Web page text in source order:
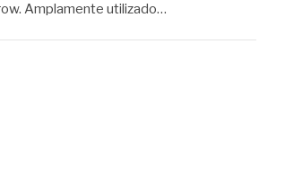
Amplamente utilizado…